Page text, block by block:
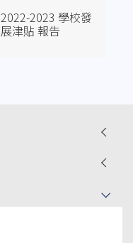
2022-2023 學校發
展津貼 報告